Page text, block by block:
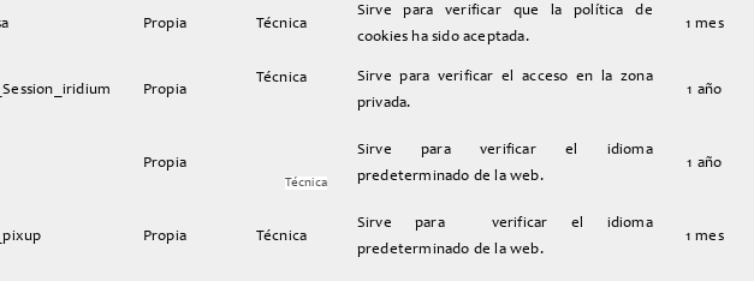
Propia Técnica
Sirve para verificar que la política de
cookies ha sido aceptada.
1 mes
Propia
Técnica
Sirve para verificar el acceso en la zona
privada.
1 año
Propia
Técnica
Sirve para verificar el idioma
predeterminado de la web.
1 año
Propia Técnica
Sirve para verificar el idioma
predeterminado de la web.
1 mes